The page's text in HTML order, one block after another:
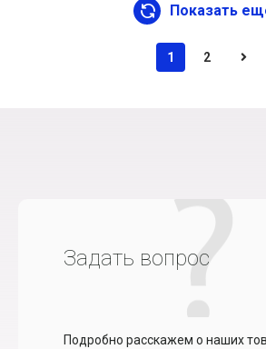
Показать
1 2
Задать вопрос
Подробно расскажем о наших